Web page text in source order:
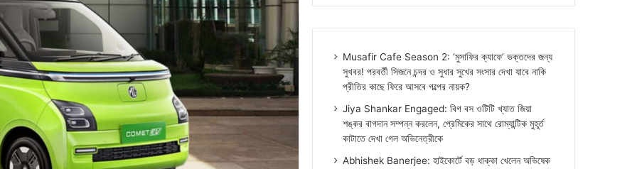
Musafir Cafe Season 2: ‘মুসাফির ক্যাফে’ ভক্তদের জন্য
সুখবর! পরবর্তী সিজনে চন্দর ও সুধার সুখের সংসার দেখা যাবে নাকি
প্রীতির কাছে ফিরে আসবে গল্পের নায়ক?
Jiya Shankar Engaged: বিগ বস ওটিটি খ্যাত জিয়া
শঙ্কর বাগদান সম্পন্ন করলেন, প্রেমিকের সাথে রোম্যান্টিক মুহূর্ত
কাটাতে দেখা গেল অভিনেত্রীকে
Abhishek Banerjee: হাইকোর্টে বড় ধাক্কা খেলেন অভিষেক